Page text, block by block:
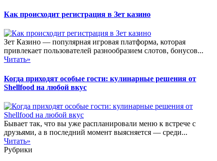
Как происходит регистрация в Зет казино
Зет Казино — популярная игровая платформа, которая
привлекает пользователей разнообразием слотов, бонусов...
Читать»
Когда приходят особые гости: кулинарные решения от
Shellfood на любой вкус
Бывает так, что вы уже распланировали меню к встрече с
друзьями, а в последний момент выясняется — среди...
Читать»
Рубрики